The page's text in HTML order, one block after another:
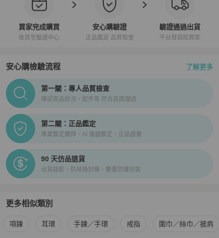
買家完成購買
收貨至驗證中心
安心購驗證
正品鑑定 品質檢查
驗證通過出貨
平台發貨給買家
安心購檢驗流程 了解更多
PopChill拍拍圈正品驗證、安心購檢驗流程介紹
第一關：專人品質檢查
確認商品狀況、配件等 符合頁面描述
第二關：正品鑑定
專業鑑定團隊、AI 儀器鑑定、正品證書
90 天仿品退貨
出貨錄影、防掉換封條、雙重防護包裝
更多相似類別
更多BVLGARI女士配件相似商品推薦
項鍊 耳環 手鍊／手環 戒指 圍巾／絲巾／披肩